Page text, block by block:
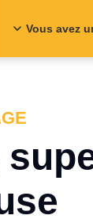
Vous avez